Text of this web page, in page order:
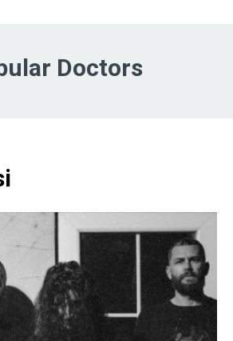
Doctors